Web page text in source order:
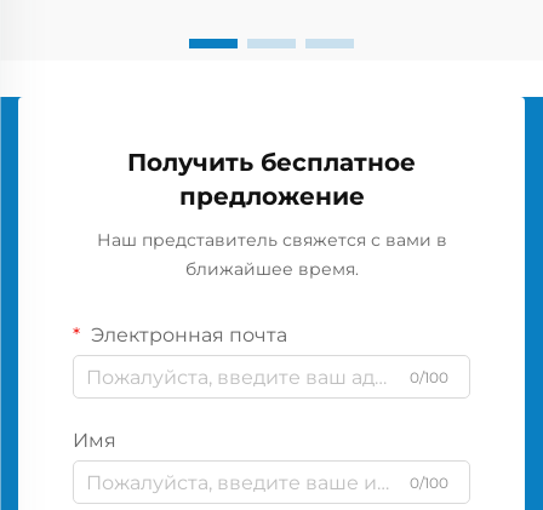
Получить бесплатное
предложение
Наш представитель свяжется с вами в
ближайшее время.
Электронная почта
0/100
Имя
0/100